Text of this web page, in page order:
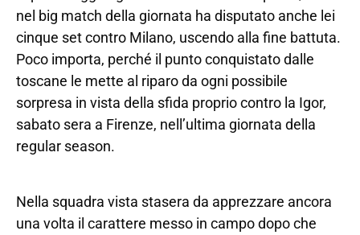
nel big match della giornata ha disputato anche lei
cinque set contro Milano, uscendo alla fine battuta.
Poco importa, perché il punto conquistato dalle
toscane le mette al riparo da ogni possibile
sorpresa in vista della sfida proprio contro la Igor,
sabato sera a Firenze, nell’ultima giornata della
regular season.
Nella squadra vista stasera da apprezzare ancora
una volta il carattere messo in campo dopo che